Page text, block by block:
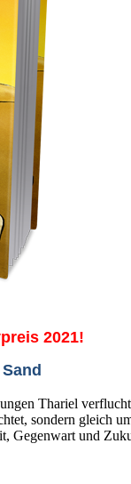
2021!
Thariel
sondern gleich
Gegenwart und